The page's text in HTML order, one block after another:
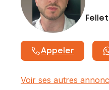
Contactez votre conseiller
0660650079, E-mail :
933257875
Appeler
Voir ses autres